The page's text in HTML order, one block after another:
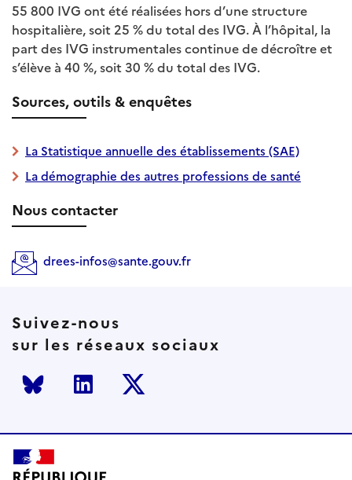
55 800 IVG ont été réalisées hors d’une structure
hospitalière, soit 25 % du total des IVG. À l’hôpital, la
part des IVG instrumentales continue de décroître et
s’élève à 40 %, soit 30 % du total des IVG.
Sources, outils & enquêtes
La Statistique annuelle des établissements (SAE)
La démographie des autres professions de santé
Nous contacter
drees-infos@sante.gouv.fr
Suivez-nous
sur les réseaux sociaux
Bluesky LinkedInTwitter